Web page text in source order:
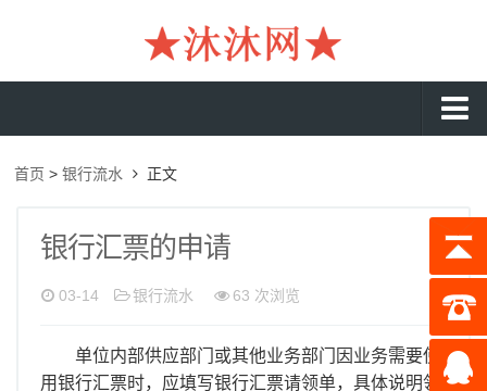
工资流水
收入证明
首页 >银行流水 正文
银行汇票的申请
03-14 银行流水 63 次浏览
单位内部供应部门或其他业务部门因业务需要使
用银行汇票时，应填写银行汇票请领单，具体说明领